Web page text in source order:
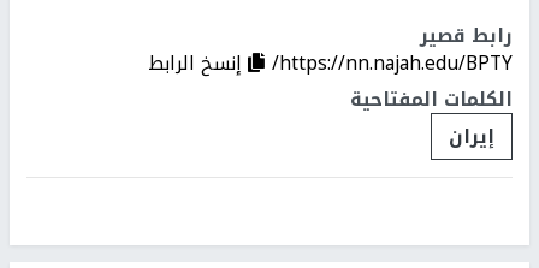
رابط قصير
https://nn.najah.edu/BPTY/
إنسخ الرابط
الكلمات المفتاحية
إيران